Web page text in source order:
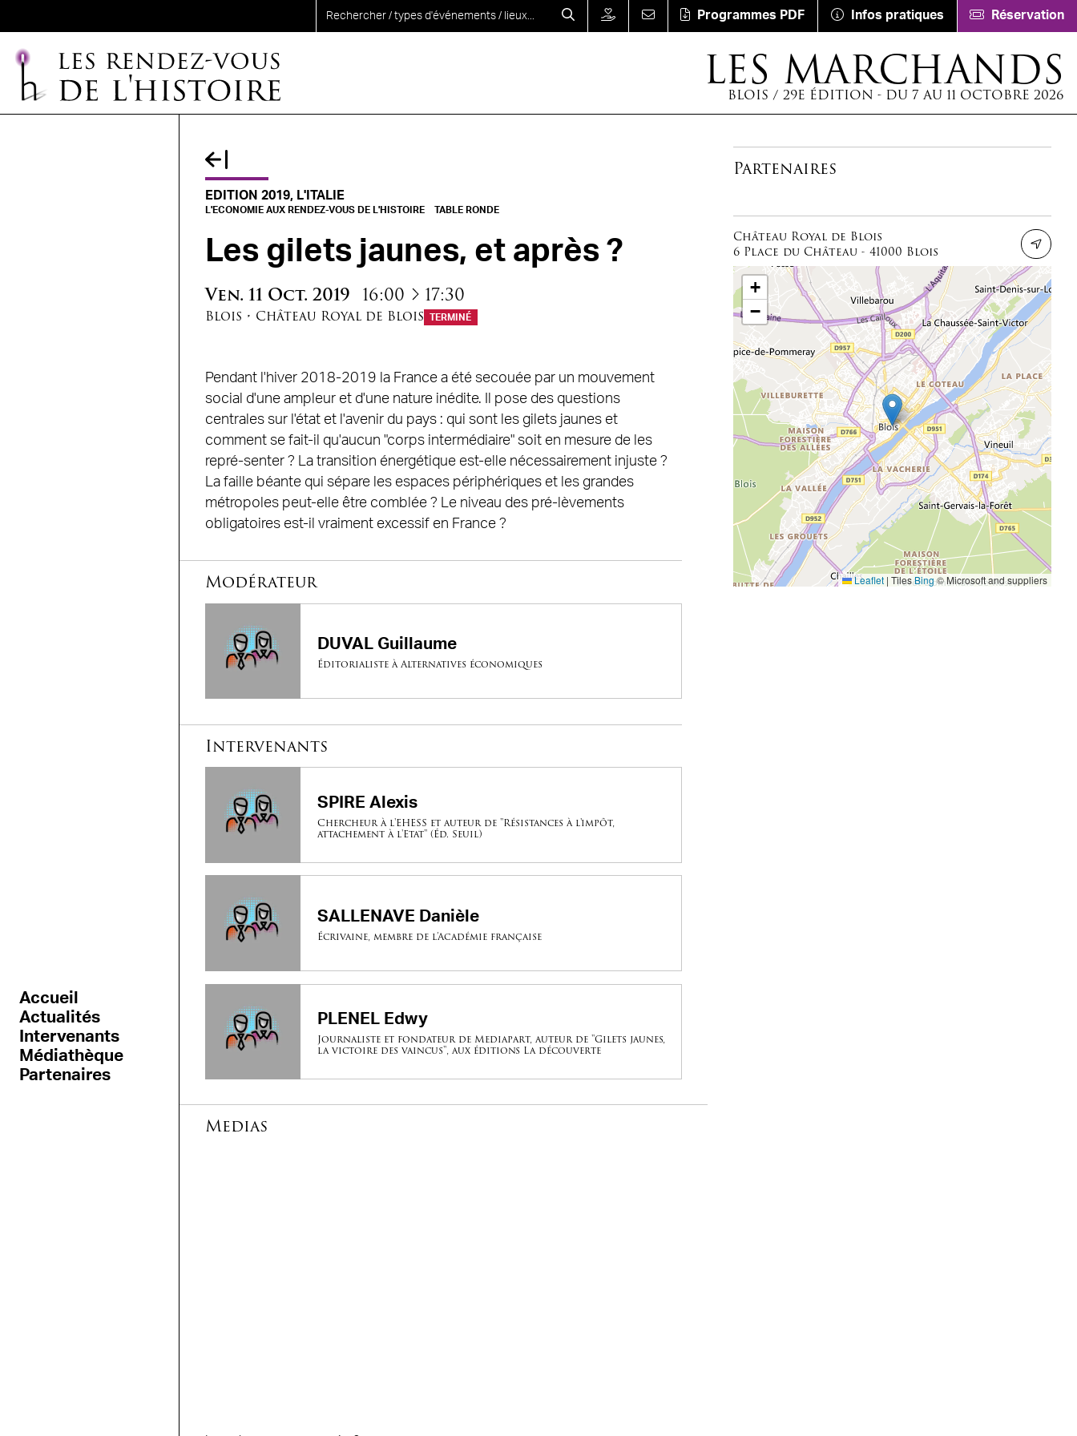
Programmes PDF Infos pratiques Réservation
LES MARCHANDS
BLOIS / 29E ÉDITION - DU 7 AU 11 OCTOBRE 2026
Accueil
Actualités
Intervenants
Médiathèque
Partenaires
EDITION 2019, L'ITALIE
L'ECONOMIE AUX RENDEZ-VOUS DE L'HISTOIRE TABLE RONDE
Les gilets jaunes, et après ?
Ven. 11 Oct. 2019 16:00 à
17:30
Blois • Château Royal de Blois TERMINÉ
Pendant l'hiver 2018-2019 la France a été secouée par un mouvement
social d'une ampleur et d'une nature inédite. Il pose des questions
centrales sur l'état et l'avenir du pays : qui sont les gilets jaunes et
comment se fait-il qu'aucun "corps intermédiaire" soit en mesure de les
repré-senter ? La transition énergétique est-elle nécessairement injuste ?
La faille béante qui sépare les espaces périphériques et les grandes
métropoles peut-elle être comblée ? Le niveau des pré-lèvements
obligatoires est-il vraiment excessif en France ?
Modérateur
DUVAL Guillaume
Éditorialiste à Alternatives économiques
Intervenants
SPIRE Alexis
Chercheur à l'EHESS et auteur de "Résistances à l'impôt,
attachement à l'Etat" (Éd. Seuil)
SALLENAVE Danièle
Écrivaine, membre de l’Académie française
PLENEL Edwy
Journaliste et fondateur de Mediapart, auteur de "Gilets jaunes,
la victoire des vaincus", aux éditions La découverte
Medias
Partenaires
Château Royal de Blois
6 Place du Château - 41000 Blois
+
−
Leaflet | TilesBing© Microsoft and suppliers